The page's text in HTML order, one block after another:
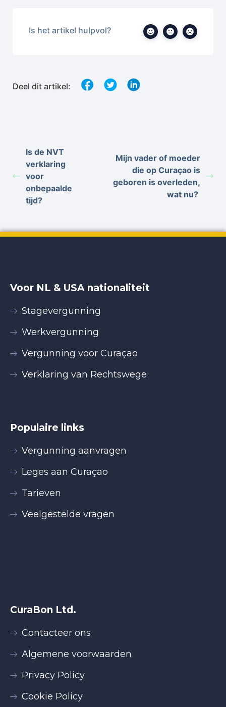
Is het artikel hulpvol?
Deel dit artikel:
Is de NVT
verklaring
voor
onbepaalde
tijd?
Mijn vader of moeder
die op Curaçao is
geboren is overleden,
wat nu?
Voor NL & USA nationaliteit
Stagevergunning
Werkvergunning
Vergunning voor Curaçao
Verklaring van Rechtswege
Populaire links
Vergunning aanvragen
Leges aan Curaçao
Tarieven
Veelgestelde vragen
CuraBon Ltd.
Contacteer ons
Algemene voorwaarden
Privacy Policy
Cookie Policy